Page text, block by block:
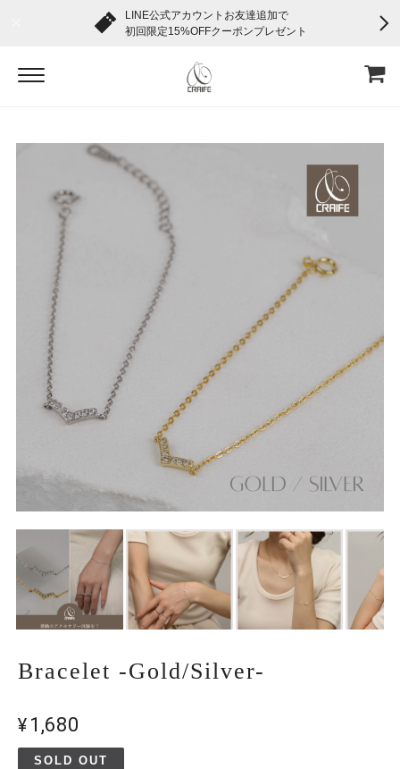
LINE公式アカウントお友達追加で
初回限定15%OFFクーポンプレゼント
Bracelet -Gold/Silver-
¥1,680
SOLD OUT